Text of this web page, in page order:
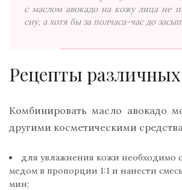
с маслом авокадо на кожу лица не
сну, а хотя бы за полчаса-час до
Рецепты
Комбинировать масло авокадо
другими косметическими
для увлажнения кожи необходимо
медом в пропорции 1:1 и нанести
мин;